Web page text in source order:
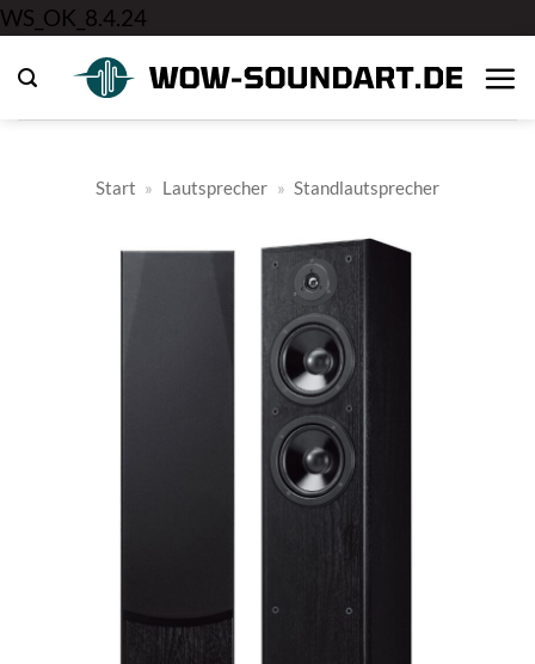
WS_OK_8.4.24
springen
Start » Lautsprecher » Standlautsprecher